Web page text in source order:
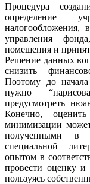
Процедура
определение
налогообложения,
управления
помещения и
Решение данных
снизить
Поэтому до
нужно
предусмотреть
Конечно,
минимизации
полученными в
специальной
опытом в
провести оценку и
пользуясь